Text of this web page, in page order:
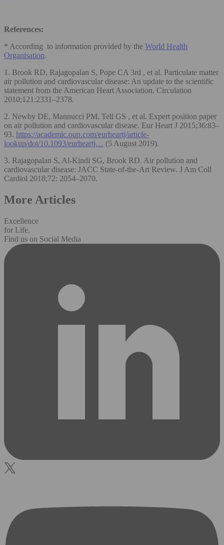
References:
* According to information provided by the World Health
Organisation.
1. Brook RD, Rajagopalan S, Pope CA 3rd , et al. Particulate matter
air pollution and cardiovascular disease: An update to the scientific
statement from the American Heart Association. Circulation
2010;121:2331–2378.
2. Newby DE, Mannucci PM, Tell GS , et al. Expert position paper
on air pollution and cardiovascular disease. Eur Heart J 2015;36:83–
93. https://academic.oup.com/eurheartj/article-
lookup/doi/10.1093/eurheartj… (5 August 2019).
3. Rajagopalan S, Al-Kindi SG, Brook RD. Air pollution and
cardiovascular disease: JACC State-of-the-Art Review. J Am Coll
Cardiol 2018;72: 2054–2070.
More Articles
Excellence
for Life.
Find us on Social Media